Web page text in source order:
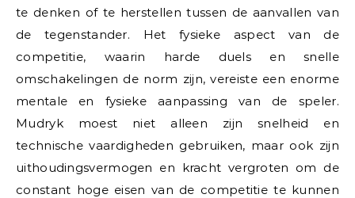
te denken of te herstellen tussen de aanvallen van
de tegenstander. Het fysieke aspect van de
competitie, waarin harde duels en snelle
omschakelingen de norm zijn, vereiste een enorme
mentale en fysieke aanpassing van de speler.
Mudryk moest niet alleen zijn snelheid en
technische vaardigheden gebruiken, maar ook zijn
uithoudingsvermogen en kracht vergroten om de
constant hoge eisen van de competitie te kunnen